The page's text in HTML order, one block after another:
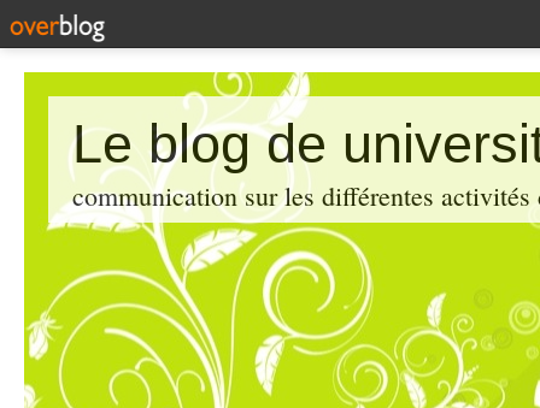
Le blog de
communication sur les différentes